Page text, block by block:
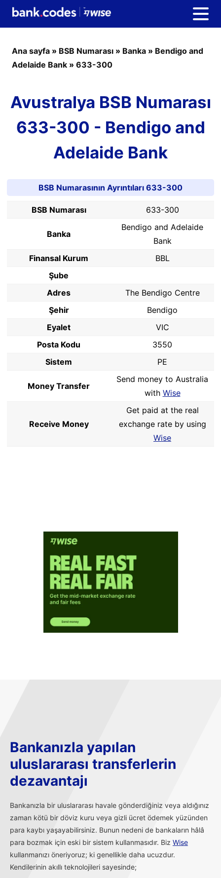
Ana sayfa » BSB Numarası » Banka » Bendigo and
Adelaide Bank » 633-300
Avustralya BSB Numarası
633-300 - Bendigo and
Adelaide Bank
BSB Numarasının Ayrıntıları 633-300
BSB Numarası 633-300
Banka
Bendigo and Adelaide
Bank
Finansal Kurum
BBL
Şube
Adres
The Bendigo Centre
Şehir
Bendigo
Eyalet
VIC
Posta Kodu
3550
Sistem
PE
Money Transfer
Send money to Australia
with Wise
Receive Money
Get paid at the real
exchange rate by using
Wise
Bankanızla yapılan
uluslararası transferlerin
dezavantajı
Bankanızla bir uluslararası havale gönderdiğiniz veya aldığınız
zaman kötü bir döviz kuru veya gizli ücret ödemek yüzünden
para kaybı yaşayabilirsiniz. Bunun nedeni de bankaların hâlâ
para bozmak için eski bir sistem kullanmasıdır. Biz Wise
kullanmanızı öneriyoruz; ki genellikle daha ucuzdur.
Kendilerinin akıllı teknolojileri sayesinde;